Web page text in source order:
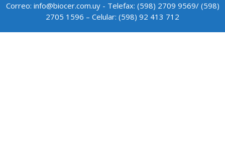
Correo: info@biocer.com.uy - Telefax: (598) 2709 9569/ (598)
2705 1596 – Celular: (598) 92 413 712